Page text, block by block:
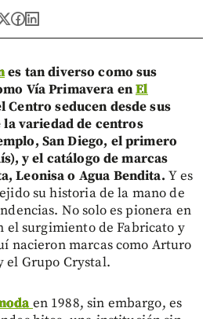
es tan diverso como sus
Vía Primavera enEl
Centro seducen desde sus
variedad de centros
San Diego, el primero
y el catálogo de marcas
Leonisa o Agua Bendita. Y es
su historia de la mano de
No solo es pionera en
surgimiento de Fabricato y
nacieron marcas como Arturo
el Grupo Crystal.
en 1988, sin embargo, es